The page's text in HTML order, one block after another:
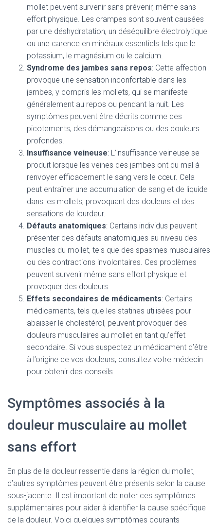
mollet peuvent survenir sans prévenir, même sans
effort physique. Les crampes sont souvent causées
par une déshydratation, un déséquilibre électrolytique
ou une carence en minéraux essentiels tels que le
potassium, le magnésium ou le calcium.
Syndrome des jambes sans repos: Cette affection
provoque une sensation inconfortable dans les
jambes, y compris les mollets, qui se manifeste
généralement au repos ou pendant la nuit. Les
symptômes peuvent être décrits comme des
picotements, des démangeaisons ou des douleurs
profondes.
Insuffisance veineuse: L’insuffisance veineuse se
produit lorsque les veines des jambes ont du mal à
renvoyer efficacement le sang vers le cœur. Cela
peut entraîner une accumulation de sang et de liquide
dans les mollets, provoquant des douleurs et des
sensations de lourdeur.
Défauts anatomiques: Certains individus peuvent
présenter des défauts anatomiques au niveau des
muscles du mollet, tels que des spasmes musculaires
ou des contractions involontaires. Ces problèmes
peuvent survenir même sans effort physique et
provoquer des douleurs.
Effets secondaires de médicaments: Certains
médicaments, tels que les statines utilisées pour
abaisser le cholestérol, peuvent provoquer des
douleurs musculaires au mollet en tant qu’effet
secondaire. Si vous suspectez un médicament d’être
à l’origine de vos douleurs, consultez votre médecin
pour obtenir des conseils.
Symptômes associés à la
douleur musculaire au mollet
sans effort
En plus de la douleur ressentie dans la région du mollet,
d’autres symptômes peuvent être présents selon la cause
sous-jacente. Il est important de noter ces symptômes
supplémentaires pour aider à identifier la cause spécifique
de la douleur. Voici quelques symptômes courants